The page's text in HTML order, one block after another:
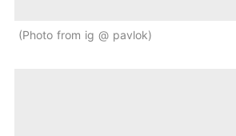
Photo from ig @ pavlok